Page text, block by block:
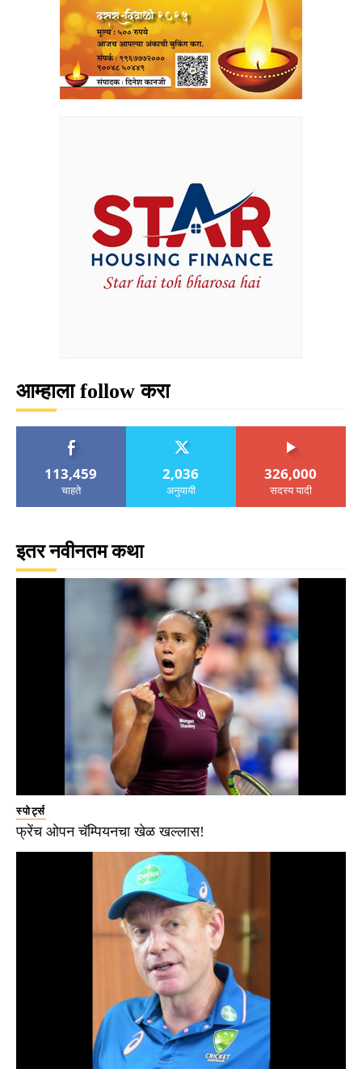
आम्हाला follow करा
113,459
चाहते
2,036
अनुयायी
326,000
सदस्य यादी
इतर नवीनतम कथा
स्पोर्ट्स
फ्रेंच ओपन चॅम्पियनचा खेळ खल्लास!